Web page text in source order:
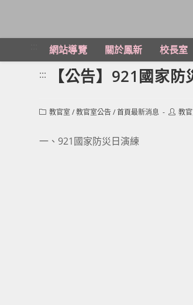
主
網站導覽 關於鳳新 校長室
::: 【公告】921國家
Post教官室/教官室公告/首頁最新消息
Post教
一、921國家防災日演練